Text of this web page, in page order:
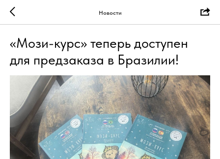
Новости
«Мози-курс» теперь доступен
для предзаказа в Бразилии!